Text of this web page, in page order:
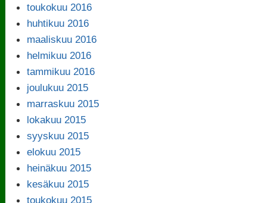
toukokuu 2016
huhtikuu 2016
maaliskuu 2016
helmikuu 2016
tammikuu 2016
joulukuu 2015
marraskuu 2015
lokakuu 2015
syyskuu 2015
elokuu 2015
heinäkuu 2015
kesäkuu 2015
toukokuu 2015